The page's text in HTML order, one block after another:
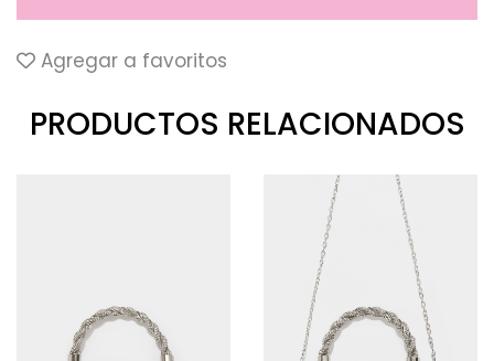
Agregar a favoritos
PRODUCTOS RELACIONADOS